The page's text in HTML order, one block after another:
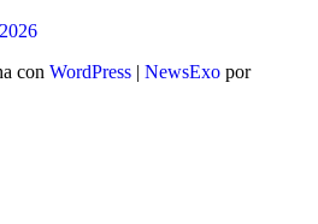
con WordPress | NewsExo por